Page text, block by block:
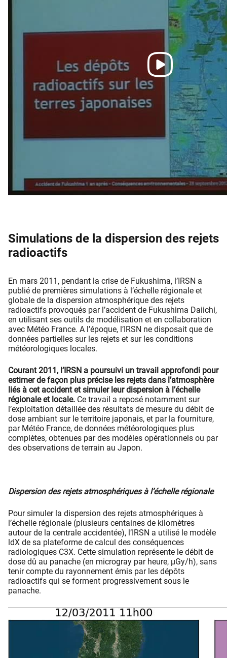
Simulations de la dispersion des rejets
radioactifs
En mars 2011, pendant la crise de Fukushima, l’IRSN a
publié de premières simulations à l’échelle régionale et
globale de la dispersion atmosphérique des rejets
radioactifs provoqués par l’accident de Fukushima Daiichi,
en utilisant ses outils de modélisation et en collaboration
avec Météo France. A l’époque, l’IRSN ne disposait que de
données partielles sur les rejets et sur les conditions
météorologiques locales.
Courant 2011, l’IRSN a poursuivi un travail approfondi pour
estimer de façon plus précise les rejets dans l’atmosphère
liés à cet accident et simuler leur dispersion à l’échelle
régionale et locale. Ce travail a reposé notamment sur
l’exploitation détaillée des résultats de mesure du débit de
dose ambiant sur le territoire japonais, et par la fourniture,
par Météo France, de données météorologiques plus
complètes, obtenues par des modèles opérationnels ou par
des observations de terrain au Japon.
Dispersion des rejets atmosphériques à l’échelle régionale
Pour simuler la dispersion des rejets atmosphériques à
l’échelle régionale (plusieurs centaines de kilomètres
autour de la centrale accidentée), l’IRSN a utilisé le modèle
ldX de sa plateforme de calcul des conséquences
radiologiques C3X. Cette simulation représente le débit de
dose dû au panache (en microgray par heure, µGy/h), sans
tenir compte du rayonnement émis par les dépôts
radioactifs qui se forment progressivement sous le
panache.